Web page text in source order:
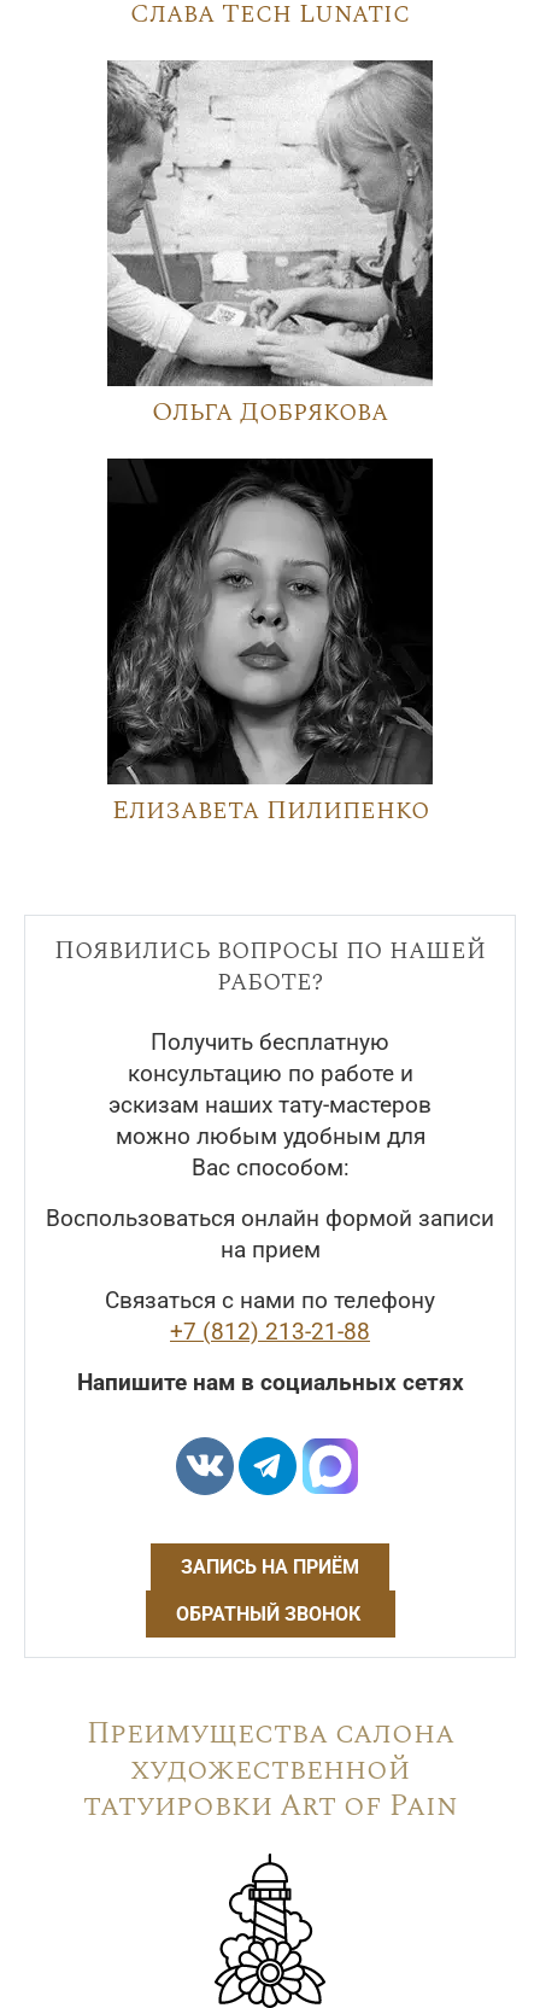
Слава Tech Lunatic
Ольга Добрякова
Елизавета Пилипенко
Появились вопросы по нашей
работе?
Получить бесплатную
консультацию по работе и
эскизам наших тату-мастеров
можно любым удобным для
Вас способом:
Воспользоваться онлайн формой записи
на прием
Связаться с нами по телефону
+7 (812) 213-21-88
Напишите нам в социальных сетях
ЗАПИСЬ НА ПРИЁМ
ОБРАТНЫЙ ЗВОНОК
Преимущества салона
художественной
татуировки Art of Pain